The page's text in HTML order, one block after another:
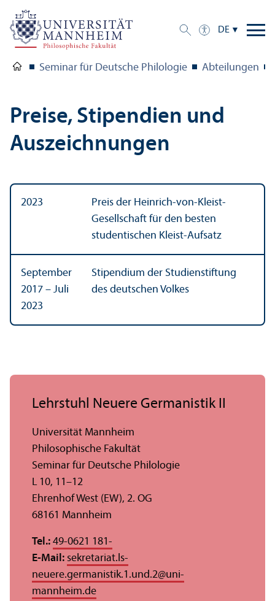
DE
Seminar für Deutsche Philologie Abteilungen
Preise, Stipendien und
Auszeichnungen
2023
Preis der Heinrich-von-Kleist-
Gesellschaft für den besten
studentischen Kleist-Aufsatz
September
2017 – Juli
2023
Stipendium der Studien­stiftung
des deutschen Volkes
Lehr­stuhl Neuere Germanistik II
Universität Mannheim
Philosophische Fakultät
Seminar für Deutsche Philologie
L 10, 11–12
Ehrenhof West (EW), 2. OG
68161 Mannheim
Tel.: 49-0621 181-
E-Mail: sekretariat.ls-
neuere.germanistik.1.und.2@uni-
mannheim.de